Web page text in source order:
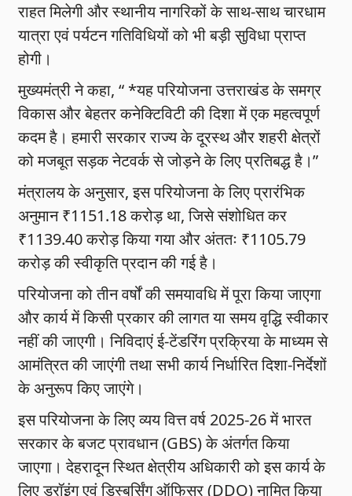
राहत मिलेगी और स्थानीय नागरिकों के साथ-साथ चारधाम
यात्रा एवं पर्यटन गतिविधियों को भी बड़ी सुविधा प्राप्त
होगी।
मुख्यमंत्री ने कहा, “ *यह परियोजना उत्तराखंड के समग्र
विकास और बेहतर कनेक्टिविटी की दिशा में एक महत्वपूर्ण
कदम है। हमारी सरकार राज्य के दूरस्थ और शहरी क्षेत्रों
को मजबूत सड़क नेटवर्क से जोड़ने के लिए प्रतिबद्ध है।”
मंत्रालय के अनुसार, इस परियोजना के लिए प्रारंभिक
अनुमान ₹1151.18 करोड़ था, जिसे संशोधित कर
₹1139.40 करोड़ किया गया और अंततः ₹1105.79
करोड़ की स्वीकृति प्रदान की गई है।
परियोजना को तीन वर्षों की समयावधि में पूरा किया जाएगा
और कार्य में किसी प्रकार की लागत या समय वृद्धि स्वीकार
नहीं की जाएगी। निविदाएं ई-टेंडरिंग प्रक्रिया के माध्यम से
आमंत्रित की जाएंगी तथा सभी कार्य निर्धारित दिशा-निर्देशों
के अनुरूप किए जाएंगे।
इस परियोजना के लिए व्यय वित्त वर्ष 2025-26 में भारत
सरकार के बजट प्रावधान (GBS) के अंतर्गत किया
जाएगा। देहरादून स्थित क्षेत्रीय अधिकारी को इस कार्य के
लिए ड्रॉइंग एवं डिस्बर्सिंग ऑफिसर (DDO) नामित किया